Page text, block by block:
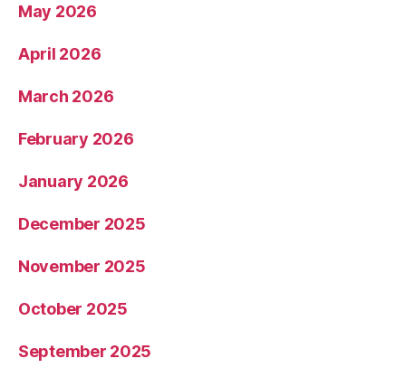
May 2026
April 2026
March 2026
February 2026
January 2026
December 2025
November 2025
October 2025
September 2025